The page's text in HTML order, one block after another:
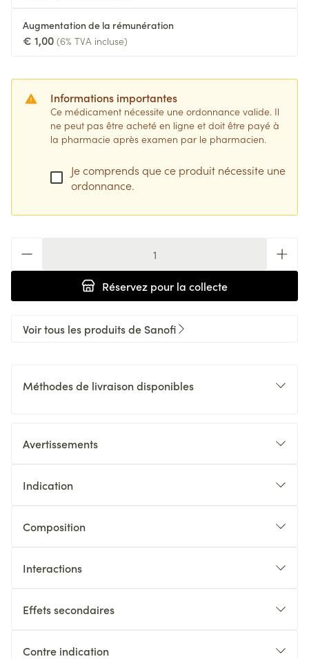
Augmentation de la rémunération
€ 1,00 (6% TVA incluse)
Informations importantes
Ce médicament nécessite une ordonnance valide. Il
ne peut pas être acheté en ligne et doit être payé à
la pharmacie après examen par le pharmacien.
Je comprends que ce produit nécessite une
ordonnance.
Réservez pour la collecte
Voir tous les produits de Sanofi
Méthodes de livraison disponibles
Avertissements
Indication
Composition
Interactions
Effets secondaires
Contre indication